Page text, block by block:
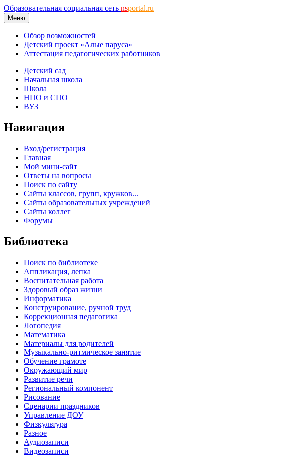
Образовательная социальная сеть nsportal.ru
Меню
Обзор возможностей
Детский проект «Алые паруса»
Аттестация педагогических работников
Детский сад
Начальная школа
Школа
НПО и СПО
ВУЗ
Навигация
Вход/регистрация
Главная
Мой мини-сайт
Ответы на вопросы
Поиск по сайту
Сайты классов, групп, кружков...
Сайты образовательных учреждений
Сайты коллег
Форумы
Библиотека
Поиск по библиотеке
Аппликация, лепка
Воспитательная работа
Здоровый образ жизни
Информатика
Конструирование, ручной труд
Коррекционная педагогика
Логопедия
Математика
Материалы для родителей
Музыкально-ритмическое занятие
Обучение грамоте
Окружающий мир
Развитие речи
Региональный компонент
Рисование
Сценарии праздников
Управление ДОУ
Физкультура
Разное
Аудиозаписи
Видеозаписи